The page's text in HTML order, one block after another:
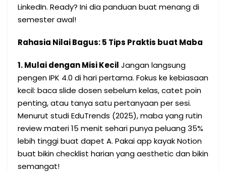
LinkedIn. Ready? Ini dia panduan buat menang di
semester awal!
Rahasia Nilai Bagus: 5 Tips Praktis buat Maba
1. Mulai dengan Misi Kecil Jangan langsung
pengen IPK 4.0 di hari pertama. Fokus ke kebiasaan
kecil: baca slide dosen sebelum kelas, catet poin
penting, atau tanya satu pertanyaan per sesi.
Menurut studi EduTrends (2025), maba yang rutin
review materi 15 menit sehari punya peluang 35%
lebih tinggi buat dapet A. Pakai app kayak Notion
buat bikin checklist harian yang aesthetic dan bikin
semangat!